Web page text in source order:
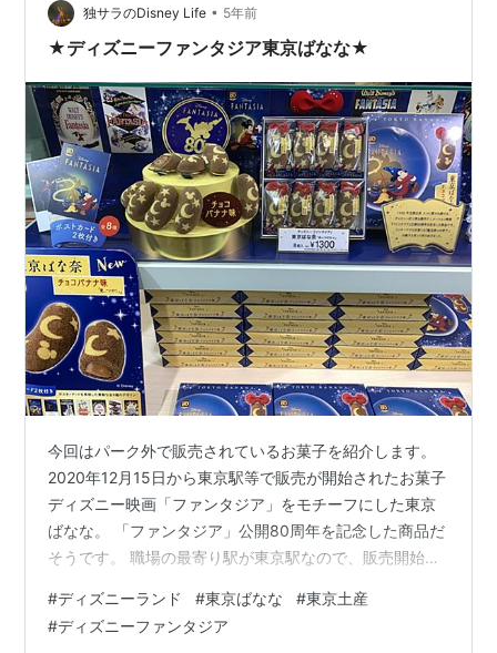
が販売されています。…
独サラのDisney Life • 5年前
★ディズニーファンタジア東京ばなな★
今回はパーク外で販売されているお菓子を紹介します。
2020年12月15日から東京駅等で販売が開始されたお菓子
ディズニー映画「ファンタジア」をモチーフにした東京
ばなな。 「ファンタジア」公開80周年を記念した商品だ
そうです。 職場の最寄り駅が東京駅なので、販売開始当
た。 お店の前に行くと綺麗にディスプレイされていまし
た✨ 8個入りで税込み1300円です。 また、全8種のポス
#ディズニーランド #東京ばなな #東京土産
#ディズニーファンタジア